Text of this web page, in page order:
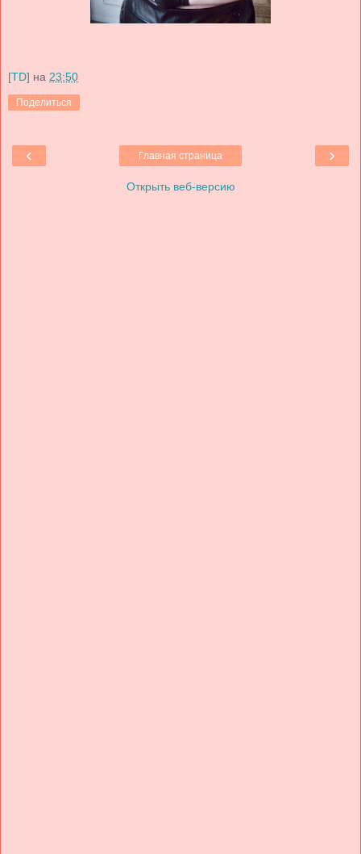
[TD] на 23:50
Поделиться
‹ ›
Главная страница
Открыть веб-версию